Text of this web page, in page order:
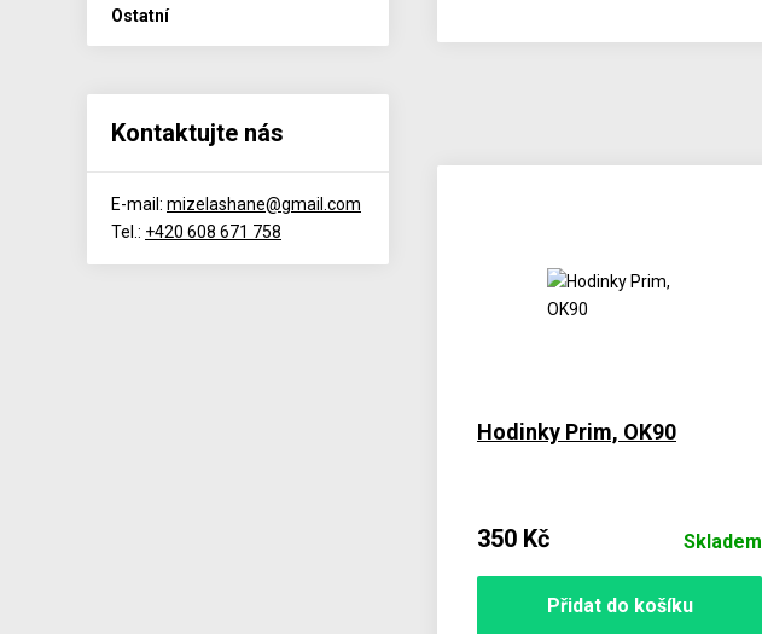
Hodinky Prim, OK90
350 Kč Skladem
Přidat do košíku
Ostatní
Kontaktujte nás
E-mail: mizelashane@gmail.com
Tel.: +420 608 671 758